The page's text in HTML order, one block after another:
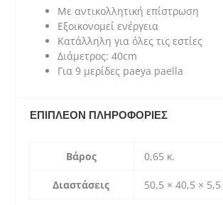
Με αντικολλητική επίστρωση
Εξοικονομεί ενέργεια
Κατάλληλη για όλες τις εστίες
Διάμετρος: 40cm
Για 9 μερίδες paeya paella
ΕΠΙΠΛΈΟΝ ΠΛΗΡΟΦΟΡΊΕΣ
Βάρος 0,65 κ.
Διαστάσεις 50,5 × 40,5 ×